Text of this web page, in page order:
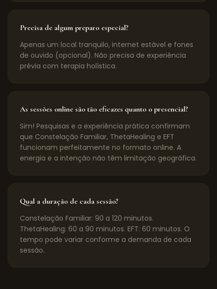
Precisa de algum preparo especial?
Apenas um local tranquilo, internet estável e fones
de ouvido (opcional). Não precisa de experiência
prévia com terapia holística.
As sessões online são tão eficazes quanto o presencial?
Sim! Pesquisas e a experiência prática confirmam
que Constelação Familiar, ThetaHealing e EFT
funcionam perfeitamente no formato online. A
energia e a intenção não têm limitação geográfica.
Qual a duração de cada sessão?
Constelação Familiar: 90 a 120 minutos.
ThetaHealing: 60 a 90 minutos. EFT: 60 minutos. O
tempo pode variar conforme a demanda de cada
sessão.